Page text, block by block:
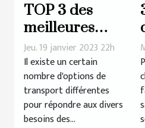
TOP 3 des
meilleures
marques de
pick-up
Jeu. 19 janvier 2023 22h
Il existe un certain
nombre d'options de
transport différentes
pour répondre aux divers
besoins des...